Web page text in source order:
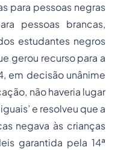
para pessoas negras
pessoas brancas,
estudantes negros
gerou recurso para a
em decisão unânime
não haveria lugar
e resolveu que a
negava às crianças
garantida pela 14ª